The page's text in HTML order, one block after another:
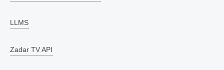
LLMS
Zadar TV API